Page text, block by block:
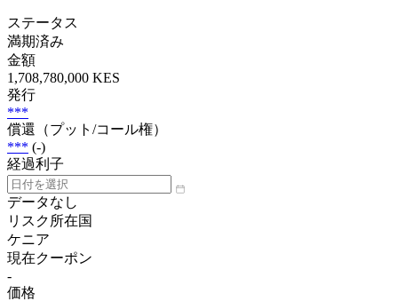
ステータス
満期済み
金額
1,708,780,000 KES
発行
***
償還（プット/コール権）
*** (-)
経過利子
データなし
リスク所在国
ケニア
現在クーポン
-
価格